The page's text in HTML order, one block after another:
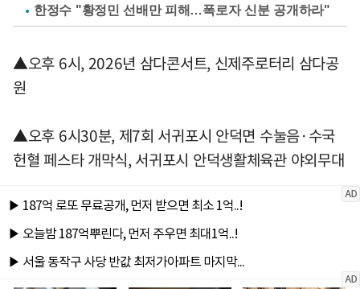
한정수 "황정민 선배만 피해…폭로자 신분 공개하라"
▲오후 6시, 2026년 삼다콘서트, 신제주로터리 삼다공
원
▲오후 6시30분, 제7회 서귀포시 안덕면 수눌음·수국
헌혈 페스타 개막식, 서귀포시 안덕생활체육관 야외무대